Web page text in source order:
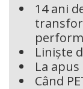
14 ani
Liniște
La
Când